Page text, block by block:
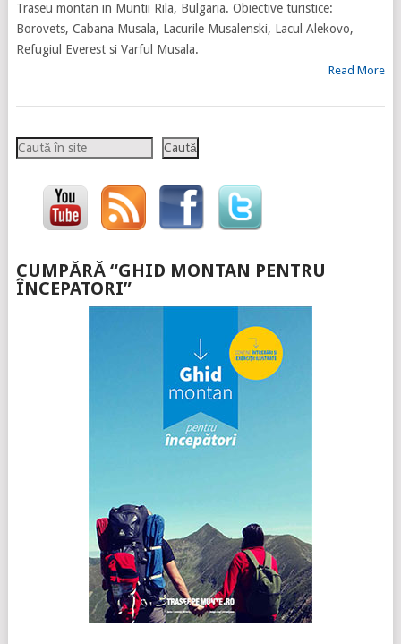
Traseu montan in Muntii Rila, Bulgaria. Obiective turistice:
Borovets, Cabana Musala, Lacurile Musalenski, Lacul Alekovo,
Refugiul Everest si Varful Musala.
Read More
Caută Caută
CUMPĂRĂ “GHID MONTAN PENTRU
ÎNCEPATORI”